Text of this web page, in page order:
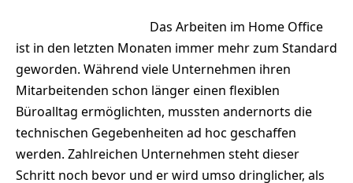
Das Arbeiten im Home Office
ist in den letzten Monaten immer mehr zum Standard
geworden. Während viele Unternehmen ihren
Mitarbeitenden schon länger einen flexiblen
Büroalltag ermöglichten, mussten andernorts die
technischen Gegebenheiten ad hoc geschaffen
werden. Zahlreichen Unternehmen steht dieser
Schritt noch bevor und er wird umso dringlicher, als